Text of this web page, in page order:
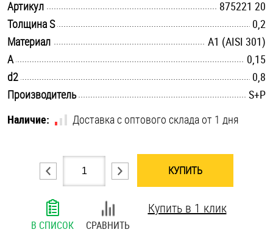
Хомуты
Шайбы
Шпильки
Артикул
875221 20
Толщина S
0,2
Материал
А1 (AISI 301)
A
0,15
d2
0,8
Производитель
S+P
Наличие:
Доставка с оптового склада от 1 дня
КУПИТЬ
В СПИСОК СРАВНИТЬ
Купить в 1 клик